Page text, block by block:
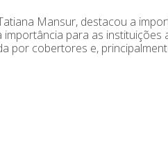
Mansur, destacou a
importância para as
por cobertores e,